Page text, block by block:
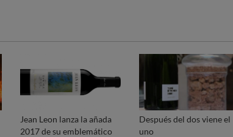
Jean Leon lanza la añada
2017 de su emblemático
Después del dos viene el
uno